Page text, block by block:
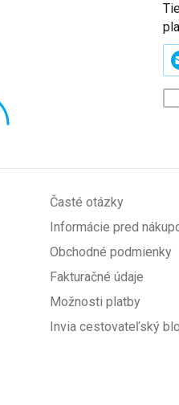
Časté otázky
Informácie pred
Obchodné podmienky
Fakturačné údaje
Možnosti platby
Invia cestovateľský